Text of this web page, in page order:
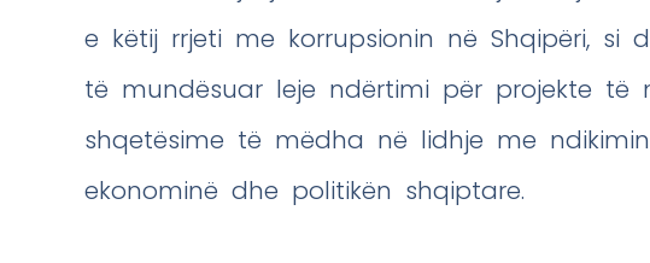
e këtij rrjeti me korrupsionin në Shqipëri,
të mundësuar leje ndërtimi për projekte të
shqetësime të mëdha në lidhje me
ekonominë dhe politikën shqiptare.